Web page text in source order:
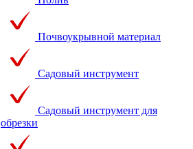
Почвоукрывной материал
Садовый инструмент
Садовый инструмент для
обрезки